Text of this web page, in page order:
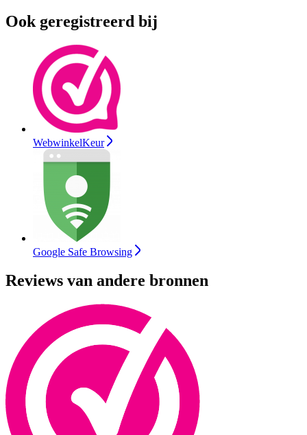
Ook geregistreerd bij
WebwinkelKeur
Google Safe Browsing
Reviews van andere bronnen